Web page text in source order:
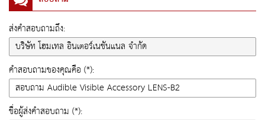
ส่งคำสอบถามถึง:
คำสอบถามของคุณคือ (*):
ชื่อผู้ส่งคำสอบถาม (*):